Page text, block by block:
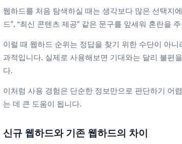
웹하드를 처음 탐색하실 때는 생각보다 많은 선택지
드”, “최신 콘텐츠 제공” 같은 문구를 앞세워 혼란을
이럴 때 웹하드 순위는 정답을 찾기 위한 수단이 아니
과적입니다. 실제로 사용해보면 기대와는 달리 불편
다.
이처럼 사용 경험은 단순한 정보만으로 판단하기 어
는 데 큰 도움이 됩니다.
신규 웹하드와 기존 웹하드의 차이